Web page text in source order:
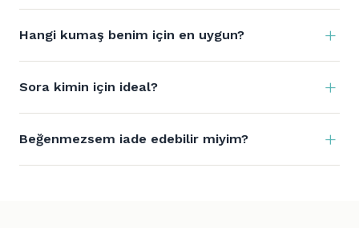
Hangi kumaş benim için en uygun?
Sora kimin için ideal?
Beğenmezsem iade edebilir miyim?